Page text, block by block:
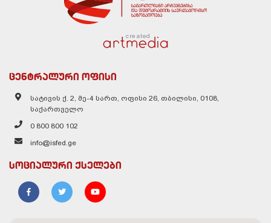
created
ცენტრალური ოფისი
სატივის ქ. 2, მე-4 სართ, ოფისი 26, თბილისი, 0108,
საქართველო
0 800 800 102
info@isfed.ge
სოციალური ქსელები